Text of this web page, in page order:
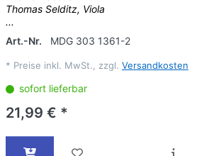
Thomas Selditz, Viola
...
Art.-Nr.
MDG 303 1361-2
* Preise inkl. MwSt., zzgl. Versandkosten
sofort lieferbar
21,99 € *